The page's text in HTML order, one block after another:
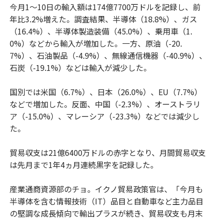
今月1～10日の輸入額は174億7700万ドルを記録し、前
年比3.2%増えた。調査結果、半導体（18.8%）、ガス
（16.4%）、半導体製造装備（45.0%）、乗用車（1.
0%）などから輸入が増加した。一方、原油（-20.
7%）、石油製品（-4.9%）、無線通信機器（-40.9%）、
石炭（-19.1%）などは輸入が減少した。
国別では米国（6.7%）、日本（26.0%）、EU（7.7%）
などで増加した。反面、中国（-2.3%）、オーストラリ
ア（-15.0%）、マレーシア（-23.3%）などでは減少し
た。
貿易収支は21億6400万ドルの赤字となり、月間貿易収支
は先月まで1年4ヵ月連続黒字を記録した。
産業通商資源部のチョ。イクノ貿易政策官は、「今月も
半導体を含む情報技術（IT）品目と自動車など主力品目
の堅調な成長傾向で輸出プラスが続き、貿易収支も月末